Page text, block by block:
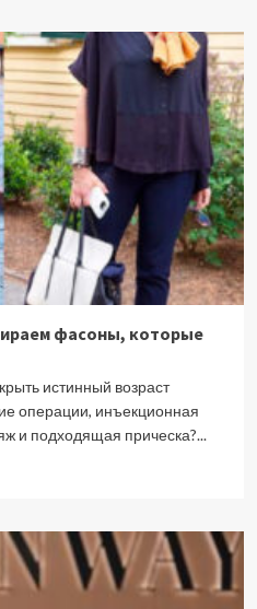
фасоны, которые
истинный возраст
операции, инъекционная
и подходящая прическа?...